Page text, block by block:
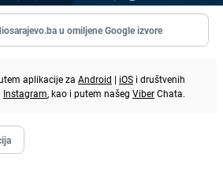
u omiljene Google izvore
aplikacije za Android | iOS i društvenih
Instagram, kao i putem našeg ViberChata.